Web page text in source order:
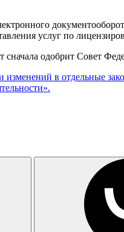
услуг по
сначала одобрит Совет
изменений в отдельные